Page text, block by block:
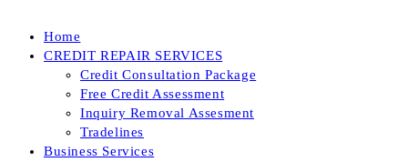
Home
CREDIT REPAIR SERVICES
Credit Consultation Package
Free Credit Assessment
Inquiry Removal Assesment
Tradelines
Business Services